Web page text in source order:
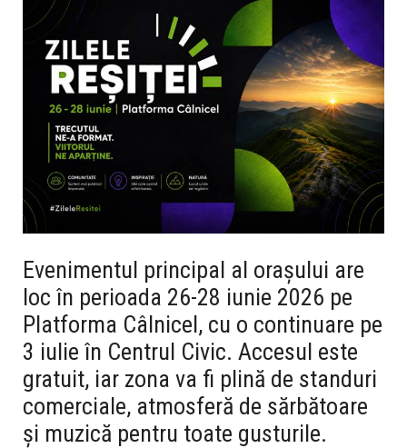
Evenimentul principal al orașului are
loc în perioada 26-28 iunie 2026 pe
Platforma Câlnicel, cu o continuare pe
3 iulie în Centrul Civic. Accesul este
gratuit, iar zona va fi plină de standuri
comerciale, atmosferă de sărbătoare
și muzică pentru toate gusturile.